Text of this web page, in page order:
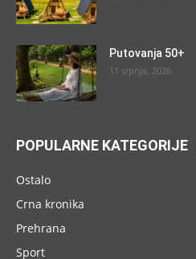
Putovanja 50+
11 srpnja, 2026
POPULARNE KATEGORIJE
Ostalo
Crna kronika
Prehrana
Sport